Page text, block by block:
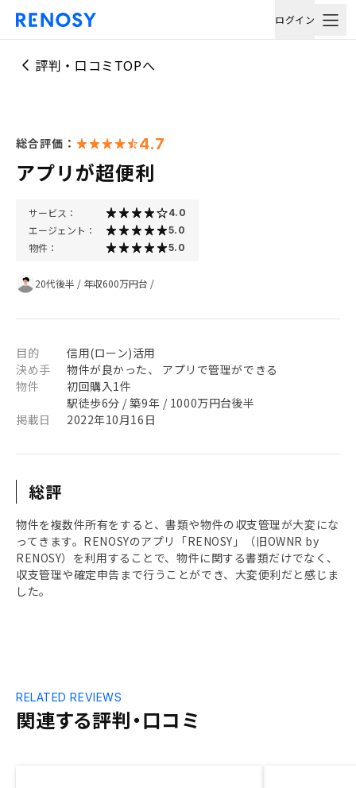
ログイン
評判・口コミTOPへ
総合評価： 4.7
アプリが超便利
サービス： 4.0
エージェント： 5.0
物件： 5.0
20代後半 / 年収600万円台 /
目的
信用(ローン)活用
決め手
物件が良かった、 アプリで管理ができる
物件
初回購入1件
駅徒歩6分 / 築9年 / 1000万円台後半
掲載日
2022年10月16日
総評
物件を複数件所有をすると、書類や物件の収支管理が大変にな
ってきます。RENOSYのアプリ「RENOSY」（旧OWNR by
RENOSY）を利用することで、物件に関する書類だけでなく、
収支管理や確定申告まで行うことができ、大変便利だと感じま
した。
関連する評判・口コミ
RELATED REVIEWS